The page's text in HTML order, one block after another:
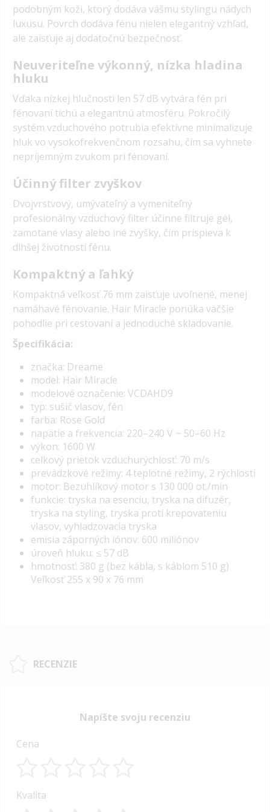
podobným koži, ktorý dodáva vášmu stylingu nádych
luxusu. Povrch dodáva fénu nielen elegantný vzhľad,
ale zaisťuje aj dodatočnú bezpečnosť.
Neuveriteľne výkonný, nízka hladina
hluku
Vďaka nízkej hlučnosti len 57 dB vytvára fén pri
fénovaní tichú a elegantnú atmosféru. Pokročilý
systém vzduchového potrubia efektívne minimalizuje
hluk vo vysokofrekvenčnom rozsahu, čím sa vyhnete
nepríjemným zvukom pri fénovaní.
Účinný filter zvyškov
Dvojvrstvový, umývateľný a vymeniteľný
profesionálny vzduchový filter účinne filtruje gél,
zamotané vlasy alebo iné zvyšky, čím prispieva k
dlhšej životnosti fénu.
Kompaktný a ľahký
Kompaktná veľkosť 76 mm zaisťuje uvoľnené, menej
namáhavé fénovanie. Hair Miracle ponúka väčšie
pohodlie pri cestovaní a jednoduché skladovanie.
Špecifikácia:
značka: Dreame
model: Hair Miracle
modelové označenie: VCDAHD9
typ: sušič vlasov, fén
farba: Rose Gold
napätie a frekvencia: 220–240 V ~ 50–60 Hz
výkon: 1600 W
celkový prietok vzduchurýchlosť: 70 m/s
prevádzkové režimy: 4 teplotné režimy, 2 rýchlosti
motor: Bezuhlíkový motor s 130 000 ot./min
funkcie: tryska na esenciu, tryska na difuzér,
tryska na styling, tryska proti krepovateniu
vlasov, vyhladzovacia tryska
emisia záporných iónov: 600 miliónov
úroveň hluku: ≤ 57 dB
hmotnosť: 380 g (bez kábla, s káblom 510 g)
Veľkosť 255 x 90 x 76 mm
RECENZIE
Napíšte svoju recenziu
Cena
star
stars
stars
stars
stars
Kvalita